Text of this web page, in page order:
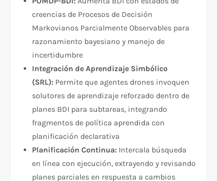
creencias de Procesos de Decisión
Markovianos Parcialmente Observables para
razonamiento bayesiano y manejo de
incertidumbre
Integración de Aprendizaje Simbólico
(SRL): Permite que agentes drones invoquen
solutores de aprendizaje reforzado dentro de
planes BDI para subtareas, integrando
fragmentos de política aprendida con
planificación declarativa
Planificación Continua: Intercala búsqueda
en línea con ejecución, extrayendo y revisando
planes parciales en respuesta a cambios